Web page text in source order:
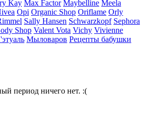
Kay Max Factor Maybelline Meela
Opi Organic Shop Oriflame Orly
Sally Hansen Schwarzkopf Sephora
Shop Valent Vota Vichy Vivienne
Мыловаров Рецепты бабушки
период ничего нет. :(